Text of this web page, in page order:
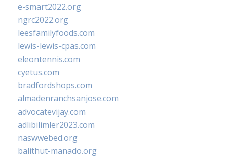
e-smart2022.org
ngrc2022.org
leesfamilyfoods.com
lewis-lewis-cpas.com
eleontennis.com
cyetus.com
bradfordshops.com
almadenranchsanjose.com
advocatevijay.com
adlibilimler2023.com
naswwebed.org
balithut-manado.org